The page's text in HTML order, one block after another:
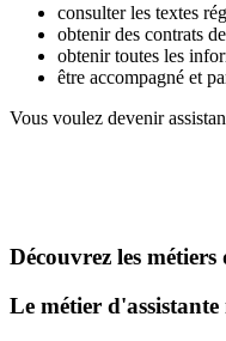
consulter les textes
obtenir des contrats
obtenir toutes les
être accompagné et
Vous voulez devenir
Découvrez les
Le métier d'assistante